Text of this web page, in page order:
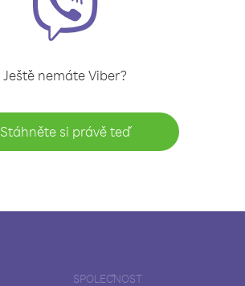
Ještě nemáte Viber?
Stáhněte si právě teď
SPOLEČNOST